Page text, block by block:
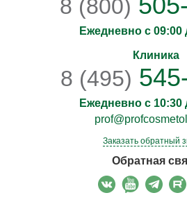
8 (800)
Ежедневно с 09:00
Клиника
8 (495)
Ежедневно с 10:30
Заказать обратный
Обратная